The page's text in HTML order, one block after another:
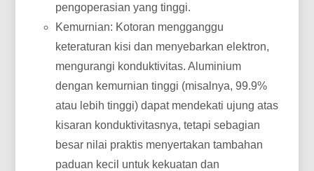
pengoperasian yang tinggi.
Kemurnian: Kotoran mengganggu
keteraturan kisi dan menyebarkan elektron,
mengurangi konduktivitas. Aluminium
dengan kemurnian tinggi (misalnya, 99.9%
atau lebih tinggi) dapat mendekati ujung atas
kisaran konduktivitasnya, tetapi sebagian
besar nilai praktis menyertakan tambahan
paduan kecil untuk kekuatan dan